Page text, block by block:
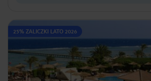
25% ZALICZKI LATO 2026